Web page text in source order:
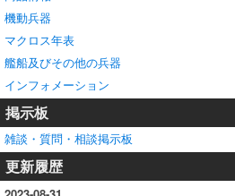
機動兵器
マクロス年表
艦船及びその他の兵器
インフォメーション
掲示板
雑談・質問・相談掲示板
更新履歴